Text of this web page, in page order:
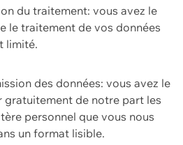
du traitement: vous avez le
le traitement de vos données
limité.
des données: vous avez le
gratuitement de notre part les
personnel que vous nous
un format lisible.